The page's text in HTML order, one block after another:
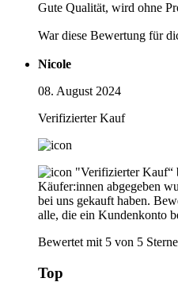
Gute Qualität, wird ohne
War diese Bewertung für
Nicole
08. August 2024
Verifizierter Kauf
"Verifizierter Kauf“
Käufer:innen abgegeben
bei uns gekauft haben.
alle, die ein Kundenkonto
Bewertet mit 5 von 5
Top